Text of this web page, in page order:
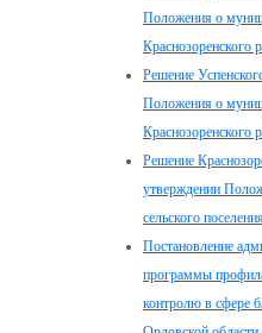
Положения о
Краснозоренского
Решение
Положения о
Краснозоренского
Решение
утверждении
сельского
Постановление
программы
контролю в сфере